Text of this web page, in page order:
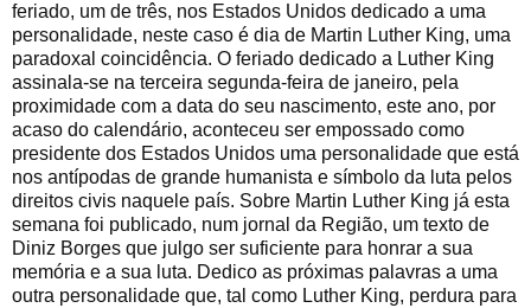
feriado, um de três, nos Estados Unidos dedicado a uma
personalidade, neste caso é dia de Martin Luther King, uma
paradoxal coincidência. O feriado dedicado a Luther King
assinala-se na terceira segunda-feira de janeiro, pela
proximidade com a data do seu nascimento, este ano, por
acaso do calendário, aconteceu ser empossado como
presidente dos Estados Unidos uma personalidade que está
nos antípodas de grande humanista e símbolo da luta pelos
direitos civis naquele país. Sobre Martin Luther King já esta
semana foi publicado, num jornal da Região, um texto de
Diniz Borges que julgo ser suficiente para honrar a sua
memória e a sua luta. Dedico as próximas palavras a uma
outra personalidade que, tal como Luther King, perdura para